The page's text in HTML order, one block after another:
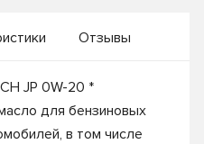
Отзывы
JP 0W-20 *
для бензиновых
в том числе